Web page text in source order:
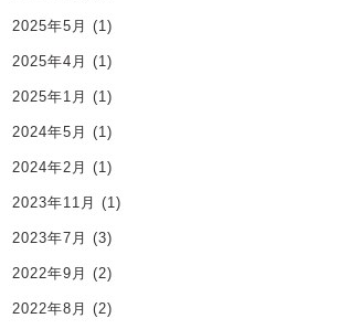
2025年5月 (1)
2025年4月 (1)
2025年1月 (1)
2024年5月 (1)
2024年2月 (1)
2023年11月 (1)
2023年7月 (3)
2022年9月 (2)
2022年8月 (2)